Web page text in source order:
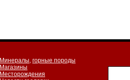
Минералы, горные породы
Магазины
Месторождения